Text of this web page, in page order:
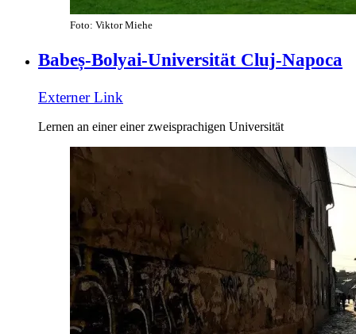
Foto: Viktor Miehe
Babeș-Bolyai-Universität Cluj-Napoca
Externer Link
Lernen an einer einer zweisprachigen Universität